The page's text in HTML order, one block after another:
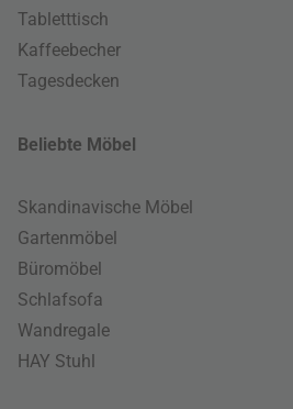
Tabletttisch
Kaffeebecher
Tagesdecken
Beliebte Möbel
Skandinavische Möbel
Gartenmöbel
Büromöbel
Schlafsofa
Wandregale
HAY Stuhl